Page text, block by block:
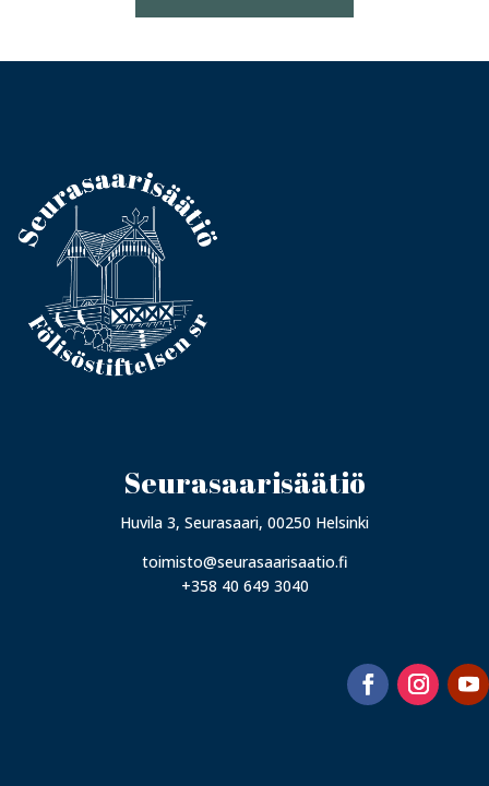
Seurasaarisäätiö
Huvila 3, Seurasaari, 00250 Helsinki
toimisto@seurasaarisaatio.fi
+358 40 649 3040